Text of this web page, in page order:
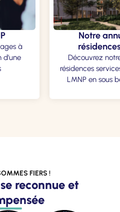
à
Notre
Découvrez
résidences
LMNP en sous
FIERS !
reconnue et